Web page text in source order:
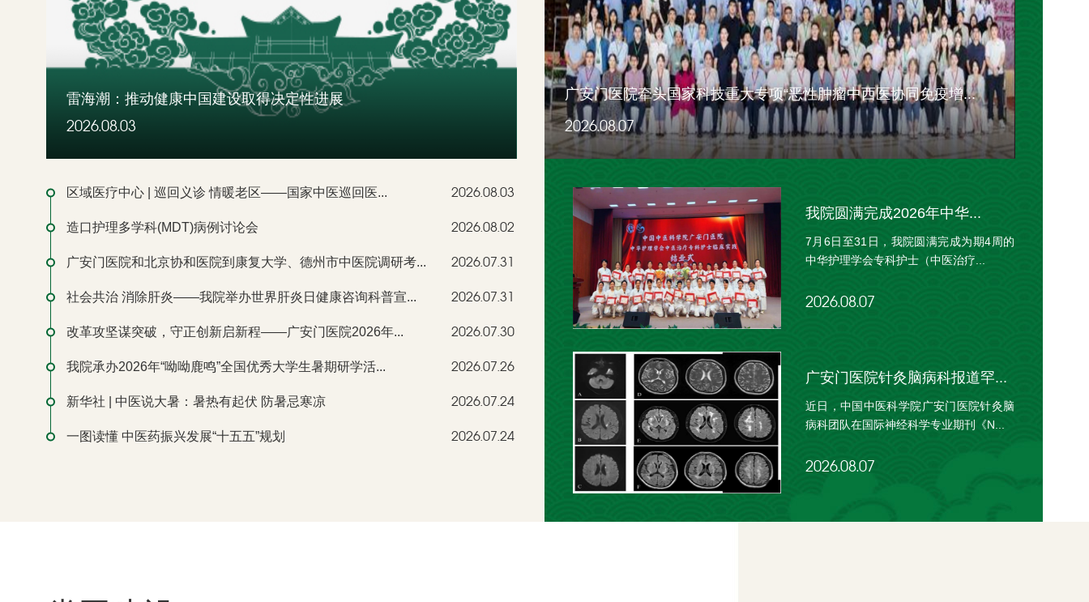
广安门医院牵头国家科技重大专项“恶性肿瘤中西医协同免疫增...
2026.08.07
我院圆满完成2026年中华...
7月6日至31日，我院圆满完成为期4周的
中华护理学会专科护士（中医治疗...
2026.08.07
广安门医院针灸脑病科报道罕...
近日，中国中医科学院广安门医院针灸脑
病科团队在国际神经科学专业期刊《N...
2026.08.07
雷海潮：推动健康中国建设取得决定性进展
2026.08.03
2026.08.03
区域医疗中心 | 巡回义诊 情暖老区——国家中医巡回医...
2026.08.02
造口护理多学科(MDT)病例讨论会
2026.07.31
广安门医院和北京协和医院到康复大学、德州市中医院调研考...
2026.07.31
社会共治 消除肝炎——我院举办世界肝炎日健康咨询科普宣...
2026.07.30
改革攻坚谋突破，守正创新启新程——广安门医院2026年...
2026.07.26
我院承办2026年“呦呦鹿鸣”全国优秀大学生暑期研学活...
2026.07.24
新华社 | 中医说大暑：暑热有起伏 防暑忌寒凉
2026.07.24
一图读懂 中医药振兴发展“十五五”规划